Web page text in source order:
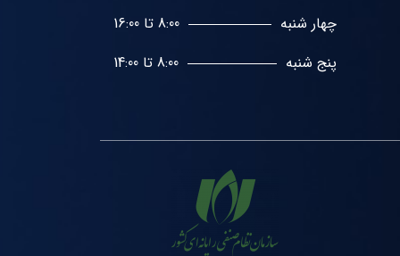
چهار شنبه
8:00 تا 16:00
پنج شنبه
8:00 تا 14:00